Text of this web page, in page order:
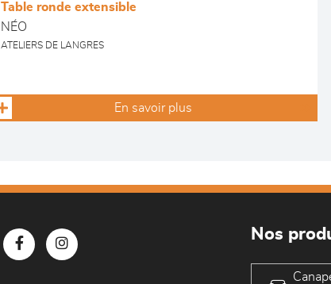
Table ronde extensible
NÉO
ATELIERS DE LANGRES
En savoir plus
Nos